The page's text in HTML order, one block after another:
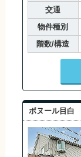
交通
物件種別
階数/構造
ボヌール目白